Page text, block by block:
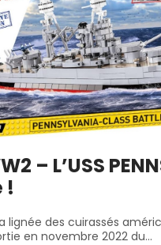
– L’USS
!
lignée des cuirassés
en novembre 2022 du...